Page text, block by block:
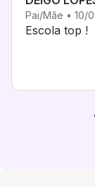
Pai/Mãe • 10/
Escola top !